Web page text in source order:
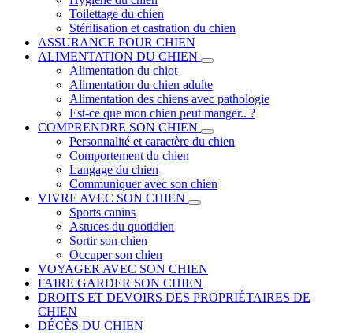
Toilettage du chien
Stérilisation et castration du chien
ASSURANCE POUR CHIEN
ALIMENTATION DU CHIEN
Alimentation du chiot
Alimentation du chien adulte
Alimentation des chiens avec pathologie
Est-ce que mon chien peut manger.. ?
COMPRENDRE SON CHIEN
Personnalité et caractère du chien
Comportement du chien
Langage du chien
Communiquer avec son chien
VIVRE AVEC SON CHIEN
Sports canins
Astuces du quotidien
Sortir son chien
Occuper son chien
VOYAGER AVEC SON CHIEN
FAIRE GARDER SON CHIEN
DROITS ET DEVOIRS DES PROPRIÉTAIRES DE
CHIEN
DÉCÈS DU CHIEN